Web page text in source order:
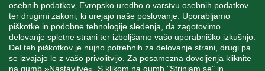
osebnih podatkov, Evropsko uredbo o varstvu osebnih podatkov
ter drugimi zakoni, ki urejajo naše poslovanje. Uporabljamo
piškotke in podobne tehnologije sledenja, da zagotovimo
delovanje spletne strani ter izboljšamo vašo uporabniško izkušnjo.
Del teh piškotkov je nujno potrebnih za delovanje strani, drugi pa
se izvajajo le z vašo privolitvijo. Za posamezna dovoljenja kliknite
na gumb »Nastavitve«. S klikom na gumb "Strinjam se" in
INFORMACIJE
MOJ RAČUN